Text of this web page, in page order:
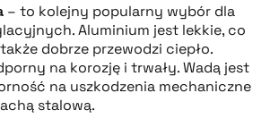
– to kolejny popularny wybór dla
Aluminium jest lekkie, co
dobrze przewodzi ciepło.
na korozję i trwały. Wadą jest
na uszkodzenia mechaniczne
stalową.